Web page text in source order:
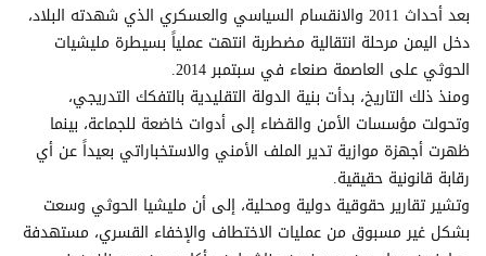
بعد أحداث 2011 والانقسام السياسي والعسكري الذي شهدته البلاد،
دخل اليمن مرحلة انتقالية مضطربة انتهت عملياً بسيطرة مليشيات
الحوثي على العاصمة صنعاء في سبتمبر 2014.
ومنذ ذلك التاريخ، بدأت بنية الدولة التقليدية بالتفكك التدريجي،
وتحولت مؤسسات الأمن والقضاء إلى أدوات خاضعة للجماعة، بينما
ظهرت أجهزة موازية تدير الملف الأمني والاستخباراتي بعيداً عن أي
رقابة قانونية حقيقية.
وتشير تقارير حقوقية دولية ومحلية، إلى أن مليشيا الحوثي وسعت
بشكل غير مسبوق من عمليات الاختطاف والإخفاء القسري، مستهدفة